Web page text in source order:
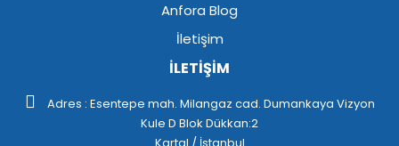
Anfora Blog
İletişim
İLETİŞİM
Adres : Esentepe mah. Milangaz cad. Dumankaya Vizyon
Kule D Blok Dükkan:2